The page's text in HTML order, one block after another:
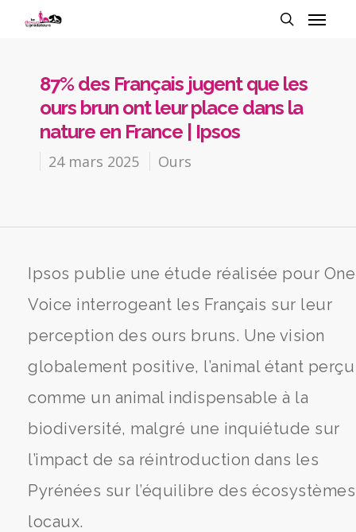
87% des Français jugent que les
ours brun ont leur place dans la
nature en France | Ipsos
24 mars 2025 Ours
Ipsos publie une étude réalisée pour One
Voice interrogeant les Français sur leur
perception des ours bruns. Une vision
globalement positive, l’animal étant perçu
comme un animal indispensable à la
biodiversité, malgré une inquiétude sur
l’impact de sa réintroduction dans les
Pyrénées sur l’équilibre des écosystèmes
locaux.